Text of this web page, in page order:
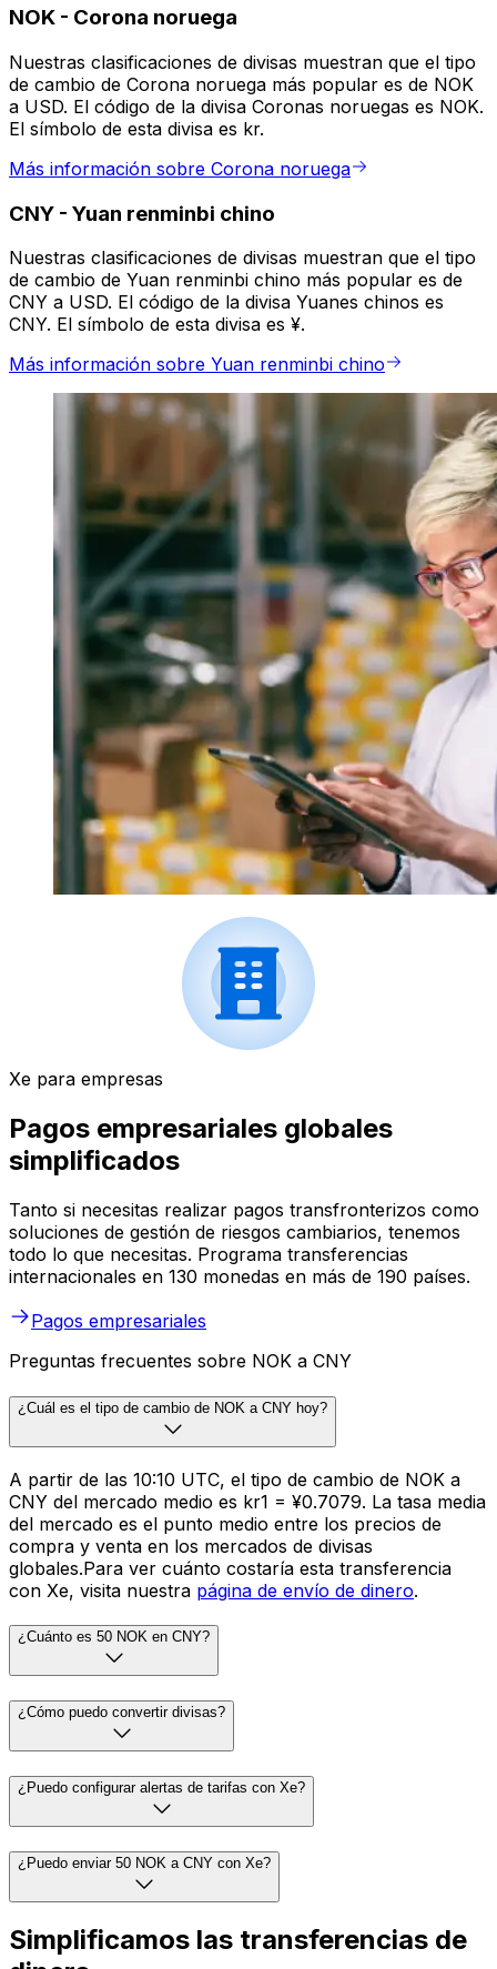
NOK - Corona noruega
Nuestras clasificaciones de divisas muestran que el tipo
de cambio de Corona noruega más popular es de NOK
a USD. El código de la divisa Coronas noruegas es NOK.
El símbolo de esta divisa es kr.
Más información sobre Corona noruega
CNY - Yuan renminbi chino
Nuestras clasificaciones de divisas muestran que el tipo
de cambio de Yuan renminbi chino más popular es de
CNY a USD. El código de la divisa Yuanes chinos es
CNY. El símbolo de esta divisa es ¥.
Más información sobre Yuan renminbi chino
Xe para empresas
Pagos empresariales globales
simplificados
Tanto si necesitas realizar pagos transfronterizos como
soluciones de gestión de riesgos cambiarios, tenemos
todo lo que necesitas. Programa transferencias
internacionales en 130 monedas en más de 190 países.
Pagos empresariales
Preguntas frecuentes sobre NOK a CNY
¿Cuál es el tipo de cambio de NOK a CNY hoy?
A partir de las 10:10 UTC, el tipo de cambio de NOK a
CNY del mercado medio es kr1 = ¥0.7079. La tasa media
del mercado es el punto medio entre los precios de
compra y venta en los mercados de divisas
globales.Para ver cuánto costaría esta transferencia
con Xe, visita nuestra página de envío de dinero.
¿Cuánto es 50 NOK en CNY?
¿Cómo puedo convertir divisas?
¿Puedo configurar alertas de tarifas con Xe?
¿Puedo enviar 50 NOK a CNY con Xe?
Simplificamos las transferencias de